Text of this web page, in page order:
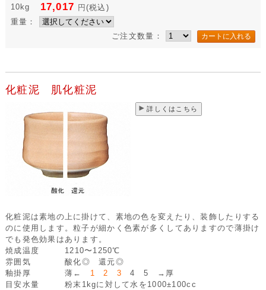
10kg
17,017 円 (税込)
重量：
ご注文数量：
化粧泥 肌化粧泥
詳しくはこちら
化粧泥は素地の上に掛けて、素地の色を変えたり、装飾したりする
のに使用します。粒子が細かく色素が多くしてありますので薄掛け
でも発色効果はあります。
焼成温度
1210〜1250℃
雰囲気
酸化◎ 還元◎
釉掛厚
薄← 1 2 3 4 5 →厚
目安水量
粉末1kgに対して水を1000±100cc